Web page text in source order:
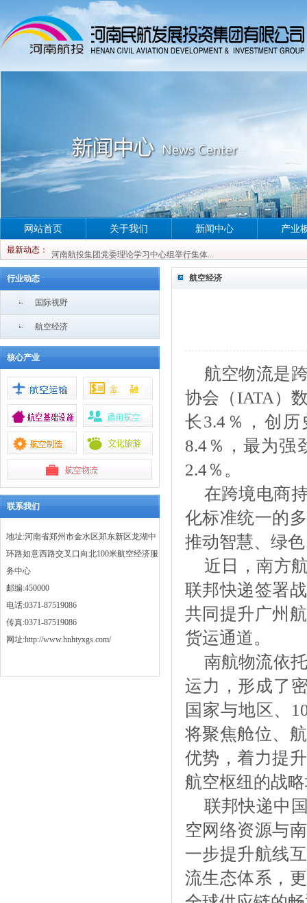
网站首页
最新动态：
河南航投集团党委理论学习中心组举行集体...
河南航投集团党委理论学习中心组举行集体...
河南航投集团党委理论学习中心组举行集体...
河南航投集团党委理论学习中心组举行集体...
关于我们 新闻中心 产业
行业动态
国际视野
航空经济
核心产业
联系我们
地址:河南省郑州市金水区郑东新区龙湖中
环路如意西路交叉口向北100米航空经济服
务中心
邮编:450000
电话:0371-87519086
传真:0371-87519086
网址:http://www.hnhtyxgs.com/
航空经济
航空物流是
协会（ IATA）
长3.4％，创
8.4％，最为强
2.4％。
在跨境电商
化标准统一的
推动智慧、绿
近日，南方
联邦快递签署
共同提升广州
货运通道。
南航物流依
运力，形成了
国家与地区、
将聚焦舱位、
优势，着力提
航空枢纽的战
联邦快递中
空网络资源与
一步提升航线
流生态体系，